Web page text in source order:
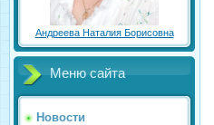
Андреева Наталия Борисовна
Меню сайта
Новости